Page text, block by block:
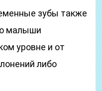
зубы также
малыши
уровне и от
либо